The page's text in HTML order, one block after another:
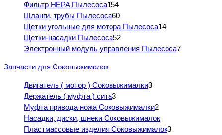
Фильтр HEPA Пылесоса154
Шланги, трубы Пылесоса60
Щетки угольные для мотора Пылесоса14
Щетки-насадки Пылесоса52
Электронный модуль управления Пылесоса7
Запчасти для Соковыжималок
Двигатель ( мотор ) Соковыжималки3
Держатель ( муфта ) сита3
Муфта привода ножа Соковыжималки2
Насадки, диски, шнеки Соковыжималок
Пластмассовые изделия Соковыжималок3